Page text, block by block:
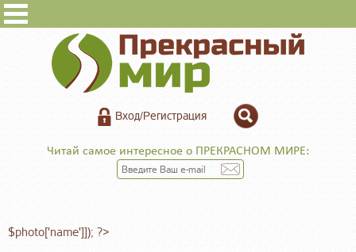
Вход/Регистрация
Читай самое интересное о ПРЕКРАСНОМ МИРЕ:
$photo['name']]); ?>